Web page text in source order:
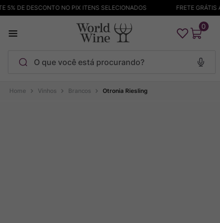
DE DESCONTO NO PIX ITENS SELECIONADOS FRETE GRÁTIS
0
Vinhos Brancos Otronia Riesling
Termos mais buscados